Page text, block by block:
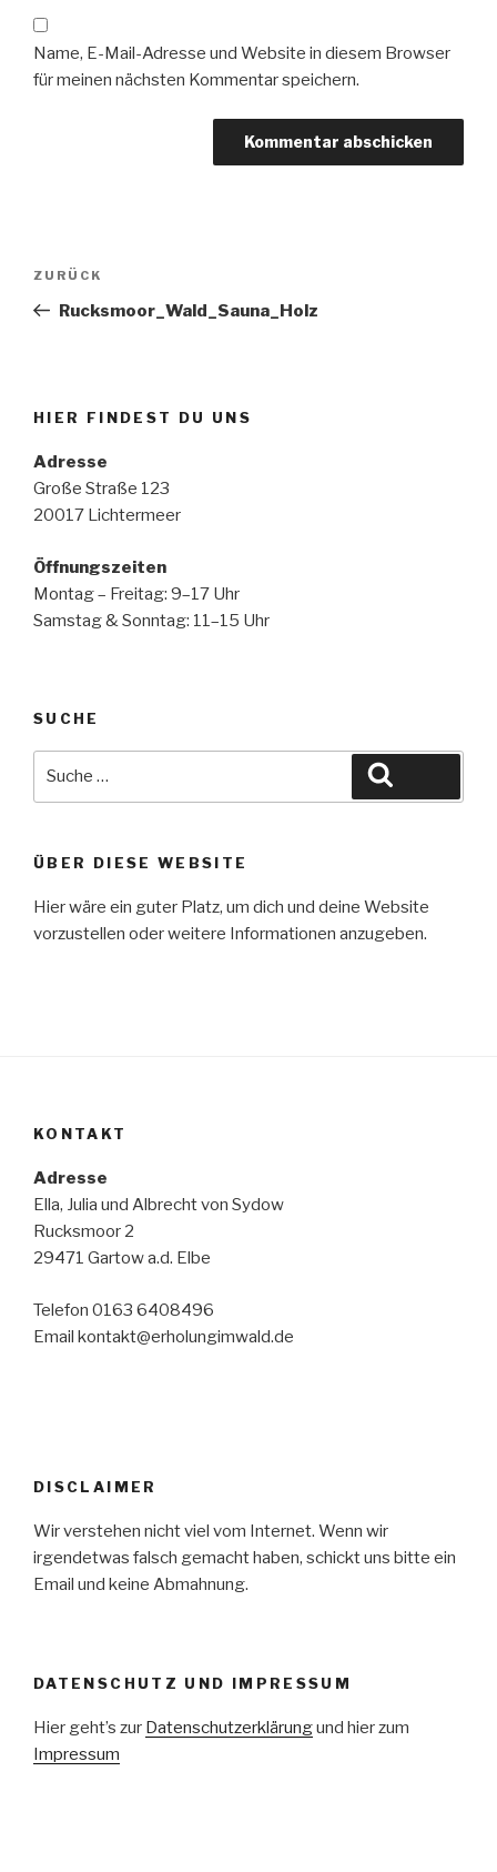
Name, E-Mail-Adresse und Website in diesem Browser
für meinen nächsten Kommentar speichern.
Beitragsnavigation
Vorheriger
Beitrag
ZURÜCK
Rucksmoor_Wald_Sauna_Holz
HIER FINDEST DU UNS
Adresse
Große Straße 123
20017 Lichtermeer
Öffnungszeiten
Montag – Freitag: 9–17 Uhr
Samstag & Sonntag: 11–15 Uhr
SUCHE
ÜBER DIESE WEBSITE
Hier wäre ein guter Platz, um dich und deine Website
vorzustellen oder weitere Informationen anzugeben.
KONTAKT
Adresse
Ella, Julia und Albrecht von Sydow
Rucksmoor 2
29471 Gartow a.d. Elbe
Telefon 0163 6408496
Email kontakt@erholungimwald.de
DISCLAIMER
Wir verstehen nicht viel vom Internet. Wenn wir
irgendetwas falsch gemacht haben, schickt uns bitte ein
Email und keine Abmahnung.
DATENSCHUTZ UND IMPRESSUM
Hier geht’s zur Datenschutzerklärungund hier zum
Impressum